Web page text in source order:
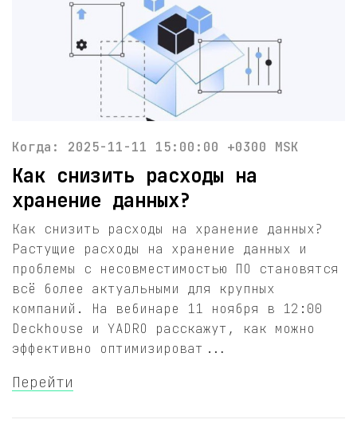
Когда: 2025-11-11 15:00:00 +0300 MSK
Как снизить расходы на
хранение данных?
Как снизить расходы на хранение данных?
Растущие расходы на хранение данных и
проблемы с несовместимостью ПО становятся
всё более актуальными для крупных
компаний. На вебинаре 11 ноября в 12:00
Deckhouse и YADRO расскажут, как можно
эффективно оптимизироват...
Перейти